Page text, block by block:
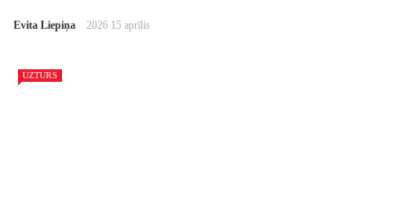
Evita Liepiņa 2026 15 aprīlis
UZTURS